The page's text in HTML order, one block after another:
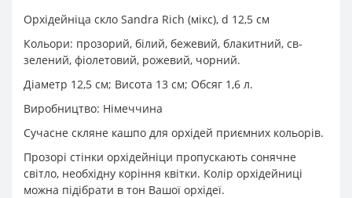
Орхідейніца скло Sandra Rich (мікс), d 12,5 см
Кольори: прозорий, білий, бежевий, блакитний, св-
зелений, фіолетовий, рожевий, чорний.
Діаметр 12,5 см; Висота 13 см; Обсяг 1,6 л.
Виробництво: Німеччина
Сучасне скляне кашпо для орхідей приємних кольорів.
Прозорі стінки орхідейніци пропускають сонячне
світло, необхідну коріння квітки. Колір орхідейниці
можна підібрати в тон Вашої орхідеї.